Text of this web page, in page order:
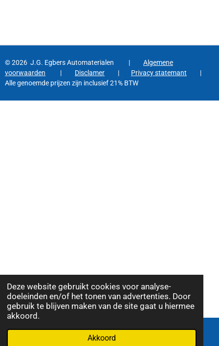
Deze website gebruikt cookies voor analyse-
doeleinden en/of het tonen van advertenties. Door
gebruik te blijven maken van de site gaat u hiermee
akkoord.
Akkoord
© 2026 J.G. Egbers Automaterialen | Algemene
voorwaarden
| Disclamer | Privacy statemant |
Alle genoemde prijzen zijn inclusief 21% BTW
Telefoonnummer